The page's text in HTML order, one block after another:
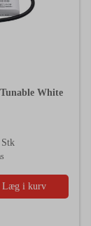
White
Læg i kurv